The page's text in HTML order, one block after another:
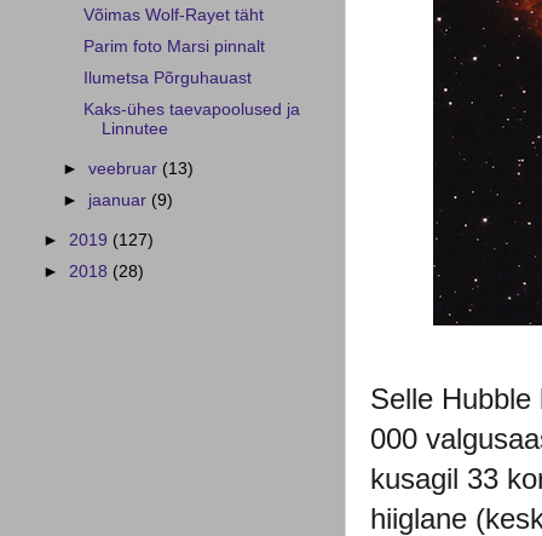
Selle
000
kusagil 33
hiiglane
Võimas Wolf-Rayet täht
Parim foto Marsi pinnalt
Ilumetsa Põrguhauast
Kaks-ühes taevapoolused ja
Linnutee
►veebruar (13)
► jaanuar (9)
► 2019 (127)
► 2018 (28)